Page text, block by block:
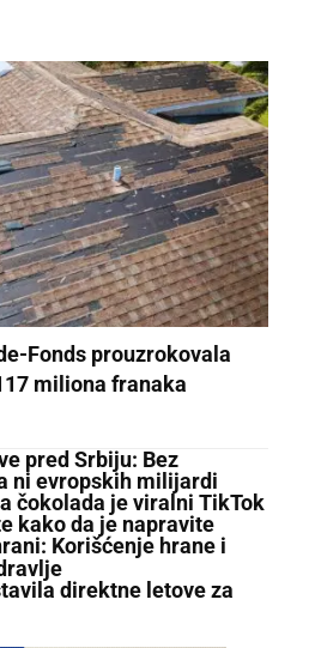
Fonds prouzrokovala
miliona franaka
pred Srbiju: Bez
ni evropskih milijardi
čokolada je viralni TikTok
kako da je napravite
Korišćenje hrane i
direktne letove za